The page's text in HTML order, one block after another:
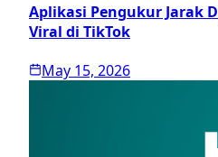
Aplikasi Pengukur Jarak
Viral di TikTok
May 15, 2026